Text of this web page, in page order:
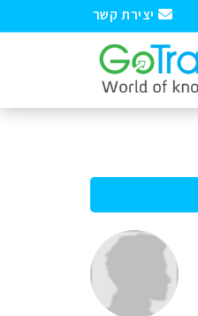
יצירת קשר